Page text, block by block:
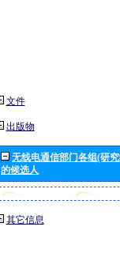
文件
出版物
无线电通信部门各组(研
的候选人
其它信息